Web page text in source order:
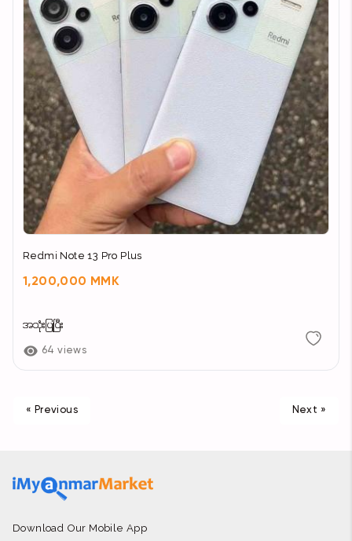
Redmi Note 13 Pro Plus
1,200,000 MMK
အသုံးပြုပြီး
64 views
« Previous Next »
Download Our Mobile App